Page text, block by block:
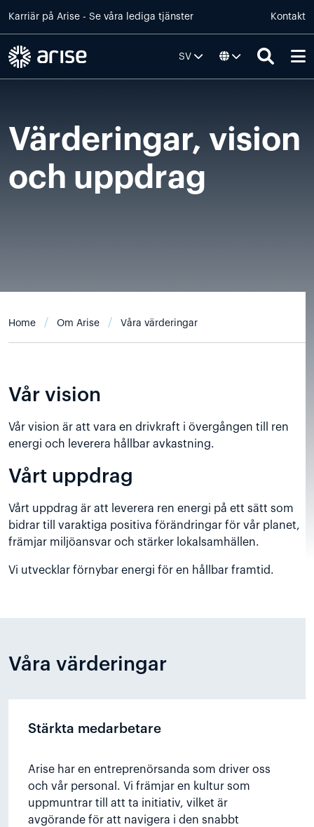
Karriär på Arise - Se våra lediga tjänster Kontakt
SV
Värderingar, vision
och uppdrag
Home Om Arise Våra värderingar
Vår vision
Vår vision är att vara en drivkraft i övergången till ren
energi och leverera hållbar avkastning.
Vårt uppdrag
Vårt uppdrag är att leverera ren energi på ett sätt som
bidrar till varaktiga positiva förändringar för vår planet,
främjar miljöansvar och stärker lokalsamhällen.
Vi utvecklar förnybar energi för en hållbar framtid.
Våra värderingar
Stärkta medarbetare
Arise har en entreprenörsanda som driver oss
och vår personal. Vi främjar en kultur som
uppmuntrar till att ta initiativ, vilket är
avgörande för att navigera i den snabbt